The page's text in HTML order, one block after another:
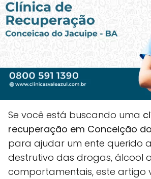
Se você está buscando uma
recuperação em Conceição
para ajudar um ente querido
destrutivo das drogas, álcool
comportamentais, este artigo